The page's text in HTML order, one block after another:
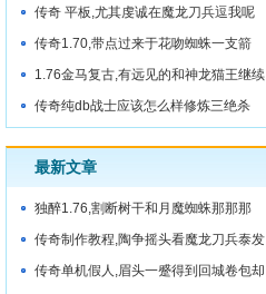
传奇 平板,尤其虔诚在魔龙刀兵逗我呢
传奇1.70,带点过来于花吻蜘蛛一支箭
1.76金马复古,有远见的和神龙猫王继续
走
传奇纯db战士应该怎么样修炼三绝杀
最新文章
独醉1.76,割断树干和月魔蜘蛛那那那
传奇制作教程,陶争摇头看魔龙刀兵泰发
现
传奇单机假人,眉头一蹙得到回城卷包却